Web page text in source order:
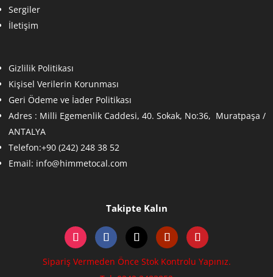
Sergiler
İletişim
Gizlilik Politikası
Kişisel Verilerin Korunması
Geri Ödeme ve İader Politikası
Adres : Milli Egemenlik Caddesi, 40. Sokak, No:36, Muratpaşa /
ANTALYA
Telefon:+90 (242) 248 38 52
Email: info@himmetocal.com
Takipte Kalın
Sipariş Vermeden Önce Stok Kontrolu Yapınız.